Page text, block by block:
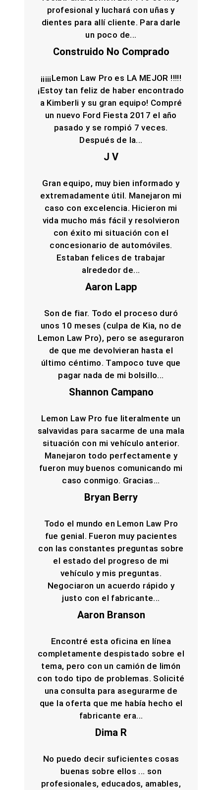
profesional y luchará con uñas y
dientes para allí cliente. Para darle
un poco de...
Construido No Comprado
¡¡¡¡¡Lemon Law Pro es LA MEJOR !!!!!
¡Estoy tan feliz de haber encontrado
a Kimberli y su gran equipo! Compré
un nuevo Ford Fiesta 2017 el año
pasado y se rompió 7 veces.
Después de la...
J V
Gran equipo, muy bien informado y
extremadamente útil. Manejaron mi
caso con excelencia. Hicieron mi
vida mucho más fácil y resolvieron
con éxito mi situación con el
concesionario de automóviles.
Estaban felices de trabajar
alrededor de...
Aaron Lapp
Son de fiar. Todo el proceso duró
unos 10 meses (culpa de Kia, no de
Lemon Law Pro), pero se aseguraron
de que me devolvieran hasta el
último céntimo. Tampoco tuve que
pagar nada de mi bolsillo...
Shannon Campano
Lemon Law Pro fue literalmente un
salvavidas para sacarme de una mala
situación con mi vehículo anterior.
Manejaron todo perfectamente y
fueron muy buenos comunicando mi
caso conmigo. Gracias...
Bryan Berry
Todo el mundo en Lemon Law Pro
fue genial. Fueron muy pacientes
con las constantes preguntas sobre
el estado del progreso de mi
vehículo y mis preguntas.
Negociaron un acuerdo rápido y
justo con el fabricante...
Aaron Branson
Encontré esta oficina en línea
completamente despistado sobre el
tema, pero con un camión de limón
con todo tipo de problemas. Solicité
una consulta para asegurarme de
que la oferta que me había hecho el
fabricante era...
Dima R
No puedo decir suficientes cosas
buenas sobre ellos ... son
profesionales, educados, amables,